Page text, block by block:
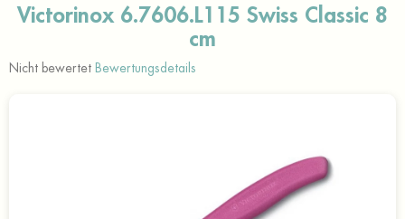
Victorinox 6.7606.L115 Swiss Classic 8
cm
Die
Nicht bewertet Bewertungsdetails